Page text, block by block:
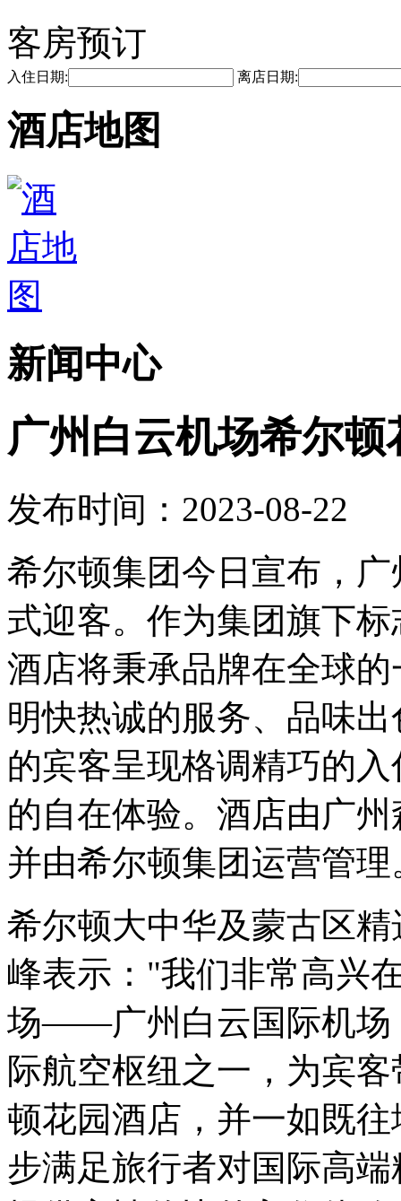
客房预订
入住日期: 离店日期:
酒店地图
新闻中心
广州白云机场希尔
发布时间：2023-08-22
希尔顿集团今日宣布，
式迎客。作为集团旗下
酒店将秉承品牌在全球
明快热诚的服务、品味
的宾客呈现格调精巧的
的自在体验。酒店由广
并由希尔顿集团运营管理
希尔顿大中华及蒙古区
峰表示："我们非常高兴
场——广州白云国际机场
际航空枢纽之一，为宾
顿花园酒店，并一如既
步满足旅行者对国际高